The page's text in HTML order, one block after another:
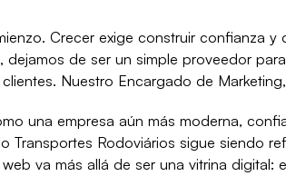
Crecer exige construir confianza
dejamos de ser un simple proveedor
Nuestro Encargado de
una empresa aún más moderna,
Transportes Rodoviários sigue siendo
va más allá de ser una vitrina digital: